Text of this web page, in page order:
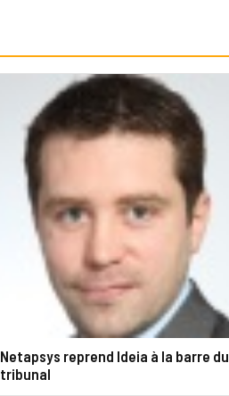
Netapsys reprend Ideia à la barre du
tribunal